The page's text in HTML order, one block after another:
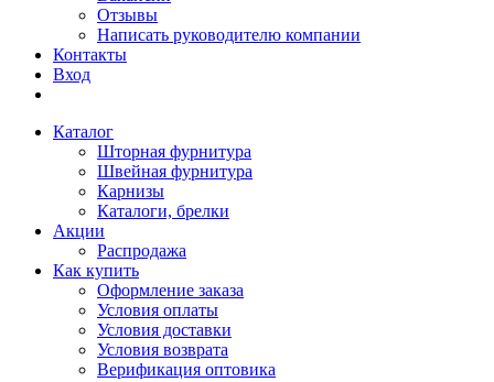
Отзывы
Написать руководителю компании
Контакты
Вход
Каталог
Шторная фурнитура
Швейная фурнитура
Карнизы
Каталоги, брелки
Акции
Распродажа
Как купить
Оформление заказа
Условия оплаты
Условия доставки
Условия возврата
Верификация оптовика